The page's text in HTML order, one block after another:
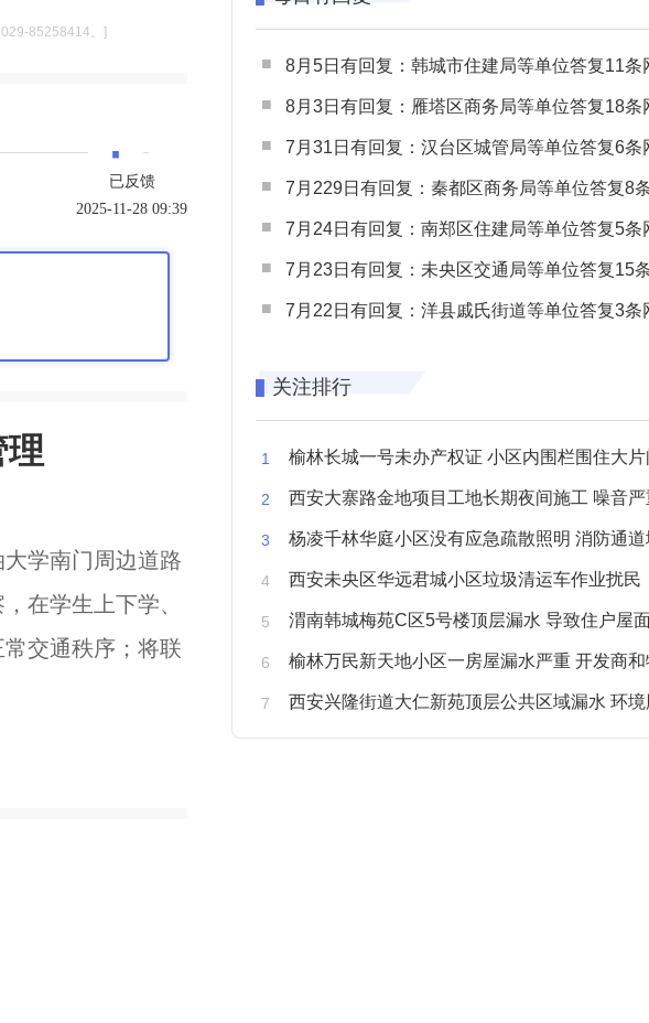
85258414。]
·
已反馈
2025-11-28 09:39
理
学南门周边道路
在学生上下学、
交通秩序；将联
8月5日有回复：韩城市住建局等单位答复11条网民
8月3日有回复：雁塔区商务局等单位答复18条网民
7月31日有回复：汉台区城管局等单位答复6条网民
7月229日有回复：秦都区商务局等单位答复8条网民
7月24日有回复：南郑区住建局等单位答复5条网民
7月23日有回复：未央区交通局等单位答复15条网民
7月22日有回复：洋县戚氏街道等单位答复3条网民
关注排行
榆林长城一号未办产权证 小区内围栏围住大片闲置
西安大寨路金地项目工地长期夜间施工 噪音严重
杨凌千林华庭小区没有应急疏散照明 消防通
西安未央区华远君城小区垃圾清运车作业扰民
渭南韩城梅苑C区5号楼顶层漏水 导致住户屋面被
榆林万民新天地小区一房屋漏水严重 开发商和物业不予
西安兴隆街道大仁新苑顶层公共区域漏水 环